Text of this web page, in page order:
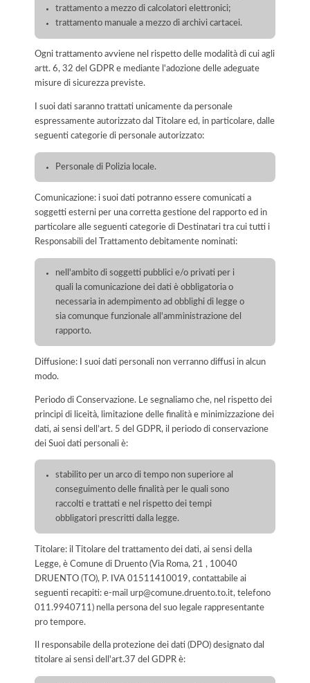
trattamento a mezzo di calcolatori elettronici;
trattamento manuale a mezzo di archivi cartacei.
Ogni trattamento avviene nel rispetto delle modalità di cui agli
artt. 6, 32 del GDPR e mediante l'adozione delle adeguate
misure di sicurezza previste.
I suoi dati saranno trattati unicamente da personale
espressamente autorizzato dal Titolare ed, in particolare, dalle
seguenti categorie di personale autorizzato:
Personale di Polizia locale.
Comunicazione: i suoi dati potranno essere comunicati a
soggetti esterni per una corretta gestione del rapporto ed in
particolare alle seguenti categorie di Destinatari tra cui tutti i
Responsabili del Trattamento debitamente nominati:
nell'ambito di soggetti pubblici e/o privati per i
quali la comunicazione dei dati è obbligatoria o
necessaria in adempimento ad obblighi di legge o
sia comunque funzionale all'amministrazione del
rapporto.
Diffusione: I suoi dati personali non verranno diffusi in alcun
modo.
Periodo di Conservazione. Le segnaliamo che, nel rispetto dei
principi di liceità, limitazione delle finalità e minimizzazione dei
dati, ai sensi dell’art. 5 del GDPR, il periodo di conservazione
dei Suoi dati personali è:
stabilito per un arco di tempo non superiore al
conseguimento delle finalità per le quali sono
raccolti e trattati e nel rispetto dei tempi
obbligatori prescritti dalla legge.
Titolare: il Titolare del trattamento dei dati, ai sensi della
Legge, è Comune di Druento (Via Roma, 21 , 10040
DRUENTO (TO), P. IVA 01511410019, contattabile ai
seguenti recapiti: e-mail urp@comune.druento.to.it, telefono
011.9940711) nella persona del suo legale rappresentante
pro tempore.
Il responsabile della protezione dei dati (DPO) designato dal
titolare ai sensi dell'art.37 del GDPR è: